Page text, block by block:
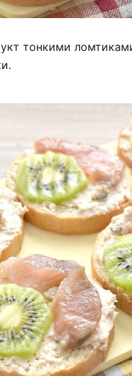
тонкими